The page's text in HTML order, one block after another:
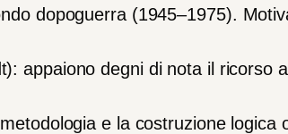
dopoguerra (1945–1975).
appaiono degni di nota il ricorso a
metodologia e la costruzione logica